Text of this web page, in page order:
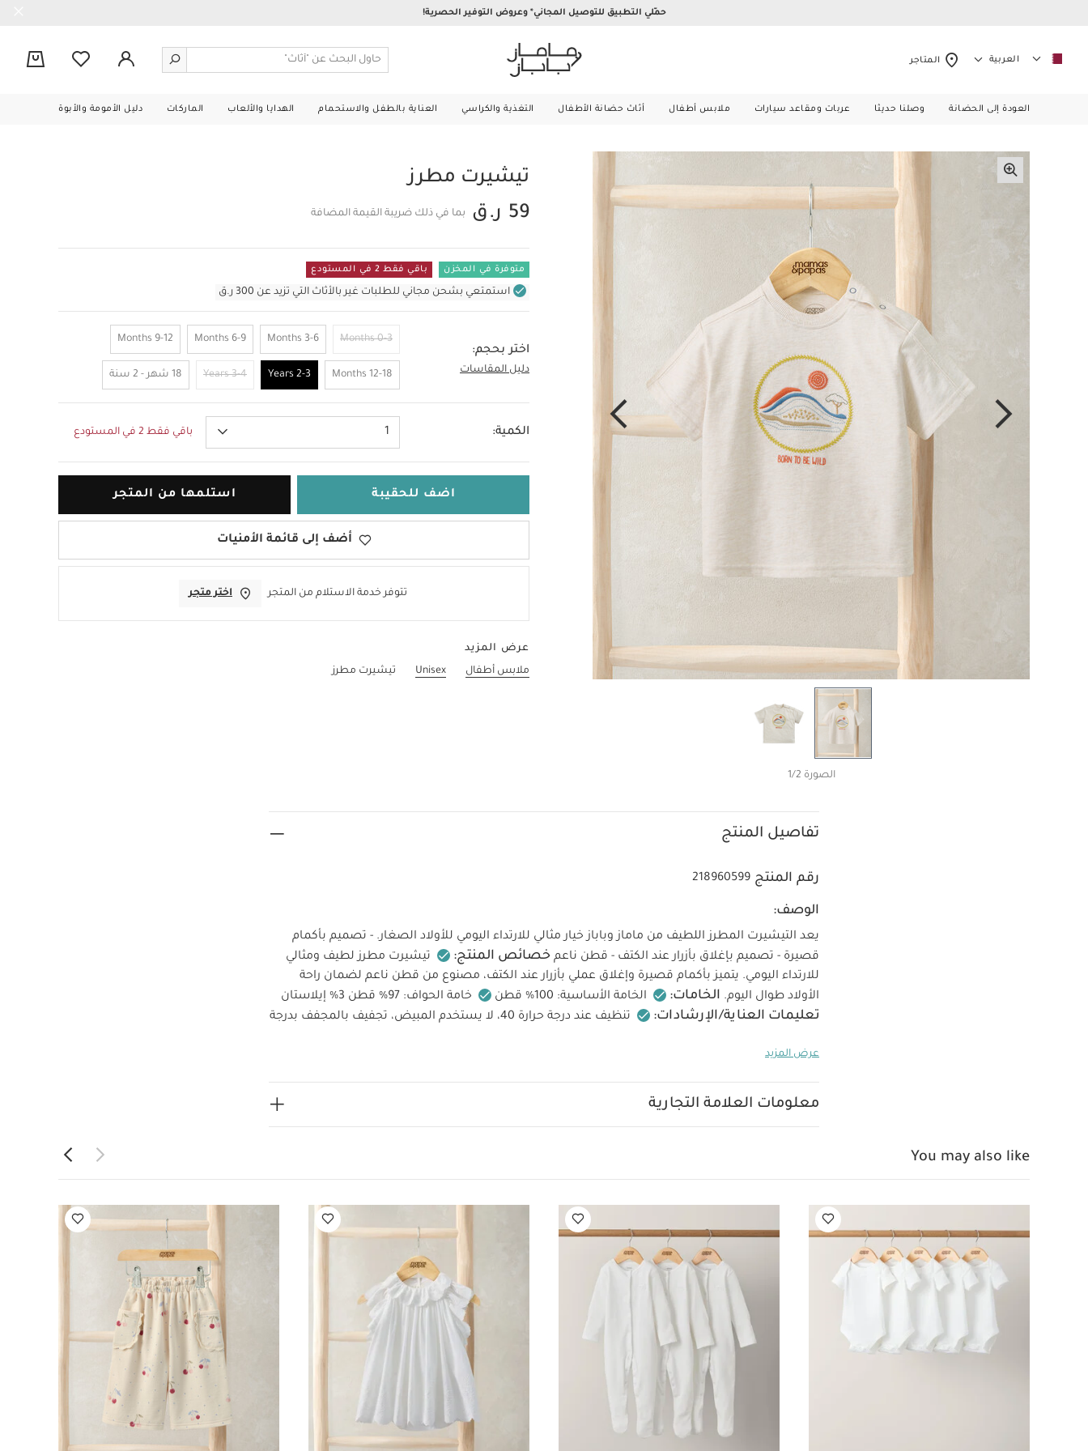
حمّلي التطبيق للتوصيل المجاني* وعروض التوفير الحصرية!
العربية المتاجر
العودة إلى الحضانة وصلنا حديثا عربات ومقاعد سيارات ملابس أطفال أثاث حضانة الأطفال التغذية والكراسي العناية بالطفل والاستحمام الهدايا والألعاب الماركات دليل الأمومة والأبوة
الصورة 1/2
تيشيرت مطرز
59 ر.ق
بما في ذلك ضريبة القيمة المضافة
متوفرة في المخزن باقي فقط 2 في المستودع
استمتعي بشحن مجاني للطلبات غير بالأثاث التي تزيد عن 300 ر.ق
اختر بحجم:
دليل المقاسات
0-3 Months
3-6 Months
6-9 Months
9-12 Months
12-18 Months
2-3 Years
3-4 Years 18 شهر - 2 سنة 2-3 Years
الكمية: 1 باقي فقط 2 في المستودع
اضف للحقيبة استلمها من المتجر
أضف إلى قائمة الأمنيات
تتوفر خدمة الاستلام من المتجر اختر متجر
عرض المزيد
ملابس أطفال
Unisex تيشيرت مطرز
تفاصيل المنتج
رقم المنتج 218960599
الوصف:
يعد التيشيرت المطرز اللطيف من ماماز وباباز خيار مثالي للارتداء اليومي للأولاد الصغار. - تصميم بأكمام
قصيرة - تصميم بإغلاق بأزرار عند الكتف - قطن ناعم خصائص المنتج:
تيشيرت مطرز لطيف ومثالي
للارتداء اليومي. يتميز بأكمام قصيرة وإغلاق عملي بأزرار عند الكتف، مصنوع من قطن ناعم لضمان راحة
الأولاد طوال اليوم. الخامات: الخامة الأساسية: 100% قطن خامة الحواف: 97% قطن 3% إيلاستان
تعليمات العناية/الإرشادات:
تنظيف عند درجة حرارة 40، لا يستخدم المبيض، تجفيف بالمجفف بدرجة
من الداخل
دانتيل
عرض المزيد
معلومات العلامة التجارية
You may also like